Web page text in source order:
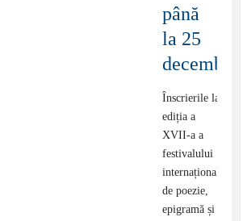
până
la 25
decembrie
Înscrierile la
ediția a
XVII-a a
festivalului
internațional
de poezie,
epigramă și